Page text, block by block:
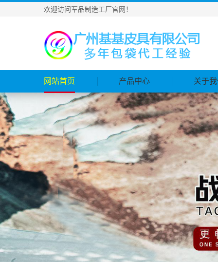
欢迎访问军品制造工厂官网！
网站首页 产品中心 关于